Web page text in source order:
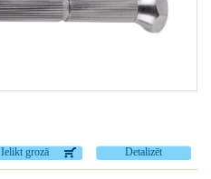
Detalizēt
Ielikt grozā